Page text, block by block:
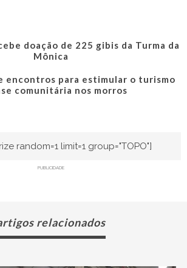
doação de 225 gibis da Turma da
Mônica
encontros para estimular o turismo
comunitária nos morros
random=1 limit=1 group="TOPO"]
PUBLICIDADE
relacionados